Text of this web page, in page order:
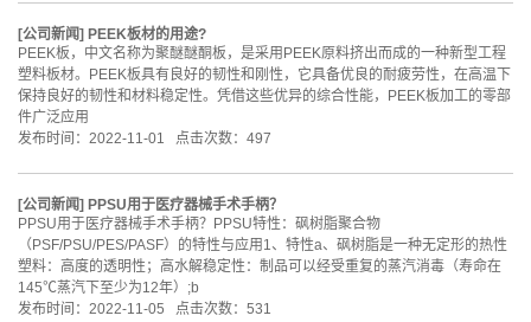
[公司新闻] PEEK板材的用途?
PEEK板，中文名称为聚醚醚酮板，是采用PEEK原料挤出而成的一种新型工程
塑料板材。PEEK板具有良好的韧性和刚性，它具备优良的耐疲劳性，在高温下
保持良好的韧性和材料稳定性。凭借这些优异的综合性能，PEEK板加工的零部
件广泛应用
发布时间：2022-11-01 点击次数：497
[公司新闻] PPSU用于医疗器械手术手柄？
PPSU用于医疗器械手术手柄？PPSU特性：砜树脂聚合物
（PSF/PSU/PES/PASF）的特性与应用1、特性a、砜树脂是一种无定形的热性
塑料：高度的透明性；高水解稳定性：制品可以经受重复的蒸汽消毒（寿命在
145℃蒸汽下至少为12年）;b
发布时间：2022-11-05 点击次数：531